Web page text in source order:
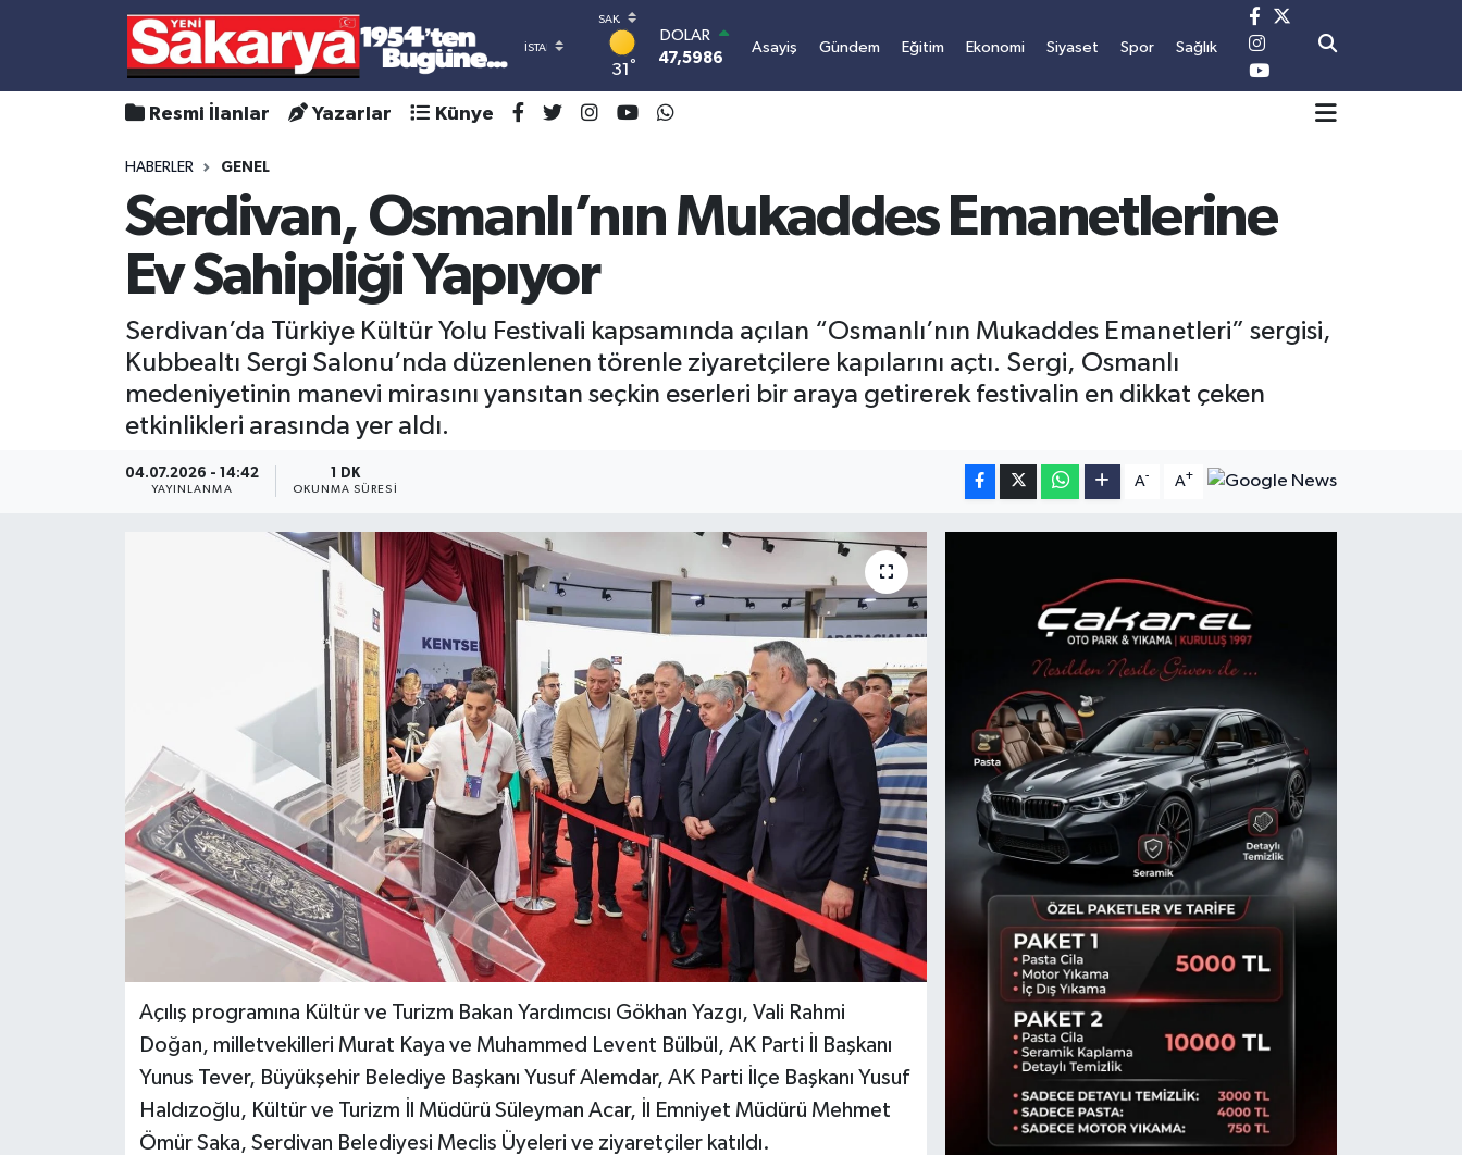
31 °
DOLAR
47,5986
55,0700
6513.94
0.32
BİST100
48
Asayiş Gündem Eğitim Ekonomi Siyaset Spor Sağlık
Resmi İlanlar Yazarlar Künye
HABERLER GENEL
Serdivan, Osmanlı’nın Mukaddes Emanetlerine
Ev Sahipliği Yapıyor
Serdivan’da Türkiye Kültür Yolu Festivali kapsamında açılan “Osmanlı’nın Mukaddes Emanetleri” sergisi,
Kubbealtı Sergi Salonu’nda düzenlenen törenle ziyaretçilere kapılarını açtı. Sergi, Osmanlı
medeniyetinin manevi mirasını yansıtan seçkin eserleri bir araya getirerek festivalin en dikkat çeken
etkinlikleri arasında yer aldı.
04.07.2026 - 14:42
YAYINLANMA
1 DK
OKUNMA SÜRESI
A- A+
Açılış programına Kültür ve Turizm Bakan Yardımcısı Gökhan Yazgı, Vali Rahmi
Doğan, milletvekilleri Murat Kaya ve Muhammed Levent Bülbül, AK Parti İl Başkanı
Yunus Tever, Büyükşehir Belediye Başkanı Yusuf Alemdar, AK Parti İlçe Başkanı Yusuf
Haldızoğlu, Kültür ve Turizm İl Müdürü Süleyman Acar, İl Emniyet Müdürü Mehmet
Ömür Saka, Serdivan Belediyesi Meclis Üyeleri ve ziyaretçiler katıldı.